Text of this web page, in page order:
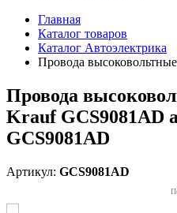
Главная
Каталог товаров
Каталог Автоэлектрика
Провода
Провода
Krauf GCS9081AD
GCS9081AD
Артикул: GCS9081AD